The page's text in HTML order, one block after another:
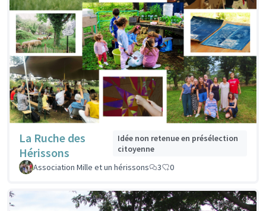
La Ruche des
Hérissons
Idée non retenue en présélection
citoyenne
Association Mille et un hérissons
3 0